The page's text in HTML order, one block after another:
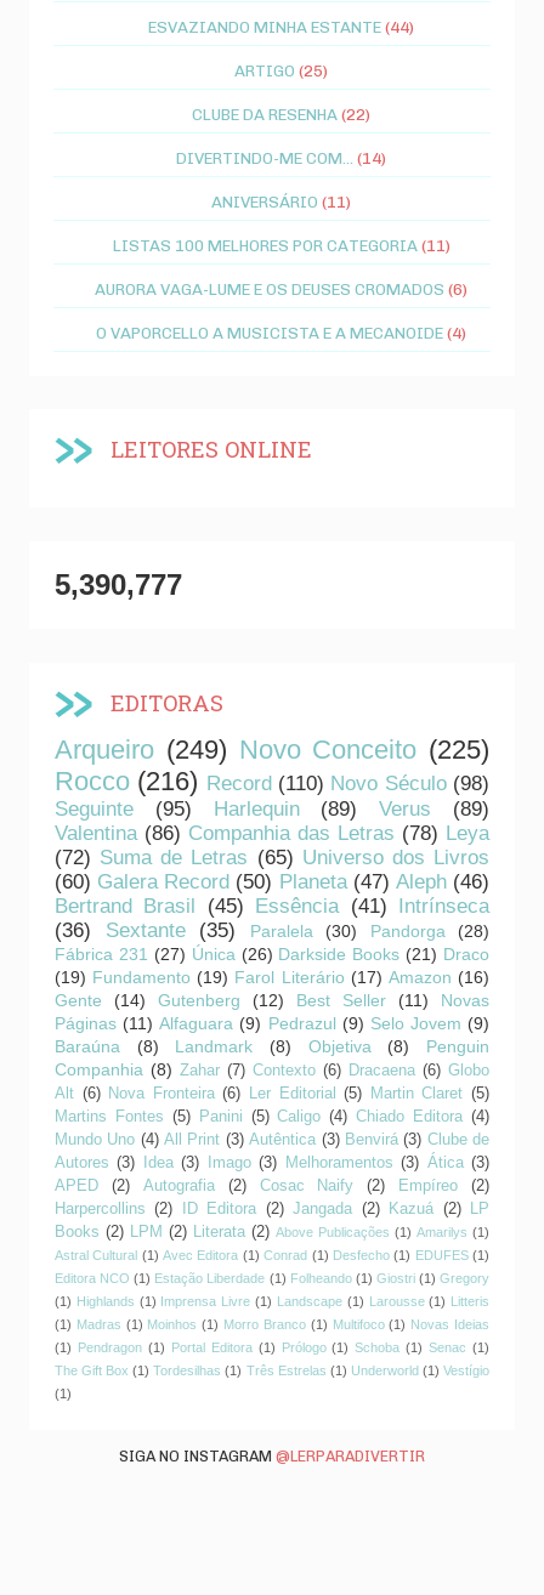
ESVAZIANDO MINHA ESTANTE(44)
ARTIGO (25)
CLUBE DA RESENHA(22)
DIVERTINDO-ME COM... (14)
ANIVERSÁRIO (11)
LISTAS 100 MELHORES POR CATEGORIA (11)
AURORA VAGA-LUME E OS DEUSES CROMADOS (6)
O VAPORCELLO A MUSICISTA E A MECANOIDE(4)
LEITORES ONLINE
5,390,777
EDITORAS
Arqueiro (249) Novo Conceito (225)
Rocco (216) Record (110) Novo Século (98)
Seguinte
(95) Harlequin (89) Verus
(89)
Valentina (86) Companhia das Letras (78) Leya
(72) Suma de Letras (65) Universo dos Livros
(60) Galera Record (50) Planeta (47) Aleph (46)
Bertrand Brasil
(45) Essência (41)
Intrínseca
(36)
Sextante (35) Paralela (30) Pandorga
(28)
Fábrica 231 (27) Única (26) Darkside Books (21) Draco
(19) Fundamento (19) Farol Literário (17) Amazon (16)
Gente
(14) Gutenberg (12) Best Seller (11)
Novas
Páginas (11) Alfaguara (9) Pedrazul (9) Selo Jovem (9)
Baraúna
(8) Landmark (8) Objetiva (8)
Penguin
Companhia (8) Zahar (7) Contexto (6) Dracaena (6) Globo
Alt (6) Nova Fronteira (6) Ler Editorial (5) Martin Claret (5)
Martins Fontes (5) Panini (5) Caligo (4) Chiado Editora (4)
Mundo Uno (4) All Print (3) Autêntica (3) Benvirá (3) Clube de
Autores (3) Idea (3) Imago (3) Melhoramentos (3) Ática (3)
APED
(2) Autografia (2) Cosac Naify (2) Empíreo
(2)
Harpercollins
(2) ID Editora (2) Jangada (2) Kazuá (2)
LP
Books (2) LPM (2) Literata (2) Above Publicações (1) Amarilys (1)
Astral Cultural (1) Avec Editora (1) Conrad (1) Desfecho (1) EDUFES (1)
Editora NCO (1) Estação Liberdade (1) Folheando (1) Giostri (1) Gregory
(1) Highlands (1) Imprensa Livre (1) Landscape (1) Larousse (1) Litteris
(1) Madras (1) Moinhos (1) Morro Branco (1) Multifoco (1) Novas Ideias
(1)
Pendragon (1) Portal Editora (1) Prólogo (1) Schoba (1) Senac (1)
The Gift Box (1) Tordesilhas (1) Três Estrelas (1) Underworld (1) Vestígio
(1)
SIGA NO INSTAGRAM @LERPARADIVERTIR